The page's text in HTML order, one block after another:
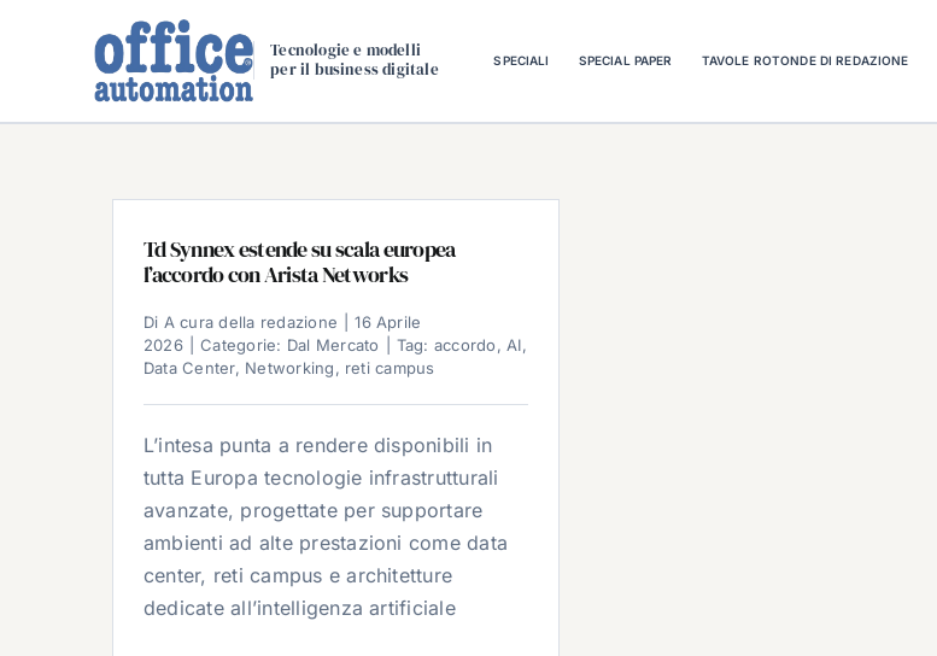
Tecnologie e modelli
per il business digitale
SPECIALI SPECIAL PAPER TAVOLE ROTONDE DI REDAZIONE
Td Synnex estende su scala europea
l’accordo con Arista Networks
Di A cura della redazione
16 Aprile
2026
Categorie: Dal Mercato Tag: accordo, AI,
Data Center, Networking, reti campus
L’intesa punta a rendere disponibili in
tutta Europa tecnologie infrastrutturali
avanzate, progettate per supportare
ambienti ad alte prestazioni come data
center, reti campus e architetture
dedicate all’intelligenza artificiale